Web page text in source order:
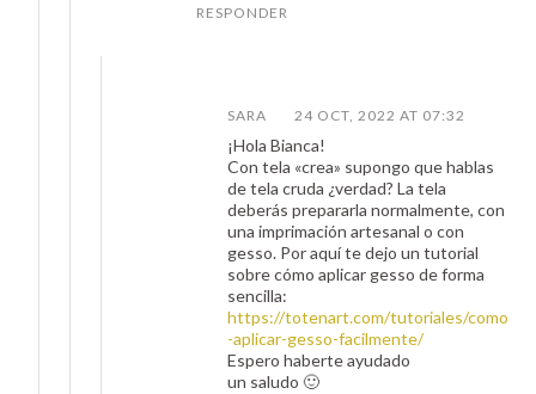
RESPONDER
SARA 24 OCT, 2022 AT 07:32
¡Hola Bianca!
Con tela «crea» supongo que hablas
de tela cruda ¿verdad? La tela
deberás prepararla normalmente, con
una imprimación artesanal o con
gesso. Por aquí te dejo un tutorial
sobre cómo aplicar gesso de forma
sencilla:
https://totenart.com/tutoriales/como
-aplicar-gesso-facilmente/
Espero haberte ayudado
un saludo 🙂